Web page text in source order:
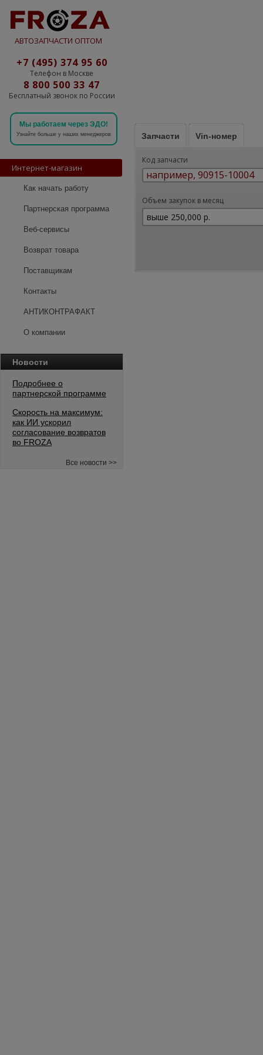
АВТОЗАПЧАСТИ ОПТОМ
+7 (495) 374 95 60
Телефон в Москве
8 800 500 33 47
Бесплатный звонок по России
Мы работаем через ЭДО!
Узнайте больше у наших менеджеров
Интернет-магазин
Как начать работу
Партнерская программа
Веб-сервисы
Возврат товара
Поставщикам
Контакты
АНТИКОНТРАФАКТ
О компании
Новости
Подробнее о
партнерской программе
Скорость на максимум:
как ИИ ускорил
согласование возвратов
во FROZA
Все новости >>
Запчасти Vin-номер
Код запчасти
Объем закупок в месяц